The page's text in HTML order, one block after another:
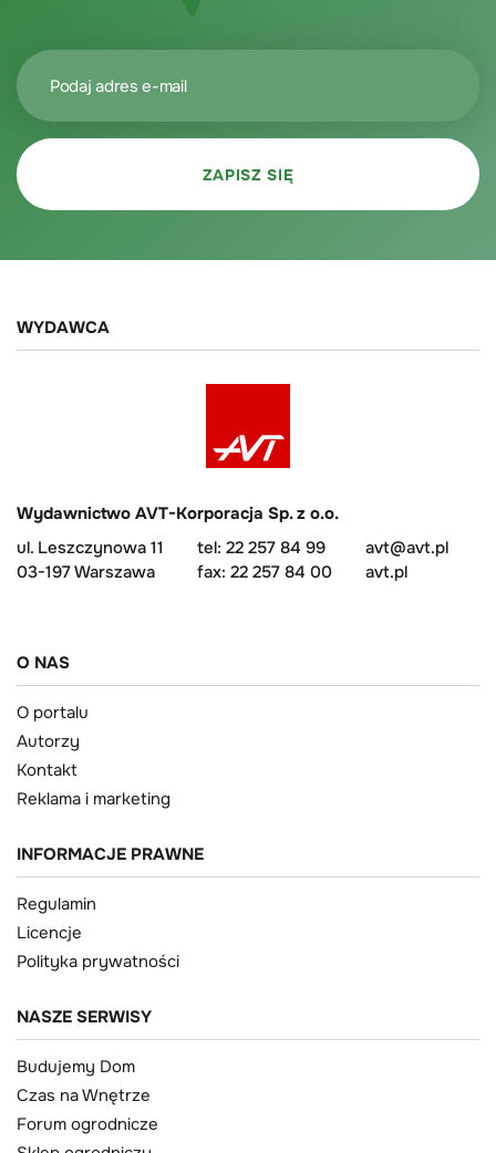
WYDAWCA
Wydawnictwo AVT-Korporacja Sp. z o.o.
ul. Leszczynowa 11
03-197 Warszawa
tel: 22 257 84 99
fax: 22 257 84 00
avt@avt.pl
avt.pl
O NAS
O portalu
Autorzy
Kontakt
Reklama i marketing
INFORMACJE PRAWNE
Regulamin
Licencje
Polityka prywatności
NASZE SERWISY
Budujemy Dom
Czas na Wnętrze
Forum ogrodnicze